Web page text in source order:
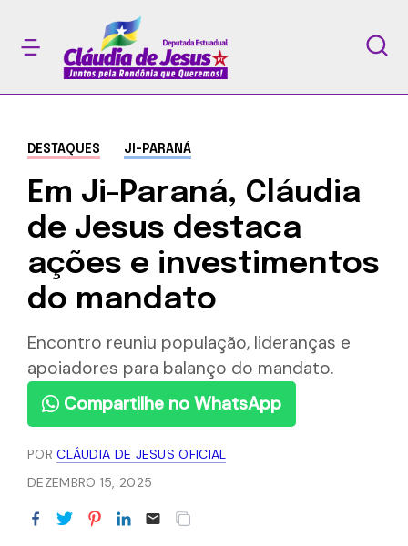
DESTAQUES JI-PARANÁ
Em Ji-Paraná, Cláudia
de Jesus destaca
ações e investimentos
do mandato
Encontro reuniu população, lideranças e
apoiadores para balanço do mandato.
Compartilhe no WhatsApp
PORCLÁUDIA DE JESUS OFICIAL
DEZEMBRO 15, 2025